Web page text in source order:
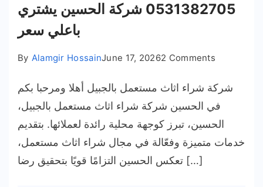
0531382705 شركة الحسين يشتري
باعلي سعر
By Alamgir HossainJune 17, 20262 Comments
شراء
اثاث
مستعمل
شركة شراء اثاث مستعمل بالجبيل أهلا ومرحبا بكم
في الحسين شركة شراء اثاث مستعمل بالجبيل،
الحسين، تبرز كوجهة محلية رائدة لعملائها. بتقديم
خدمات متميزة وفعّالة في مجال شراء اثاث مستعمل،
تعكس الحسين التزامًا قويًا بتحقيق رضا […]